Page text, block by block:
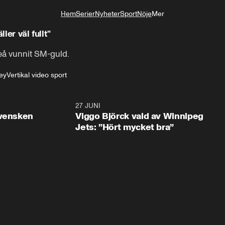
HemSerierNyheterSportNöjeMer
väl fullt"
vunnit SM-guld.
Vertikal video sport
0:3027 JUNI
Viggo Björck vald av Winnipeg
Jets: ”Hört mycket bra”